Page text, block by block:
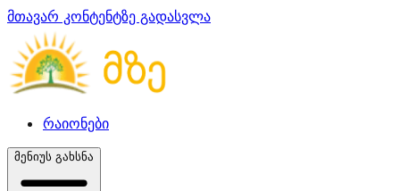
მთავარ კონტენტზე გადასვლა
რაიონები
მენიუს გახსნა